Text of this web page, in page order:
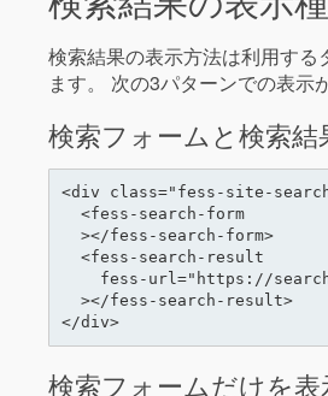
検索結果の表示方法は利用する
ます。 次の3パターンでの表示
検索フォームと検索結
<div class="fess-site-
検索フォームだけを表